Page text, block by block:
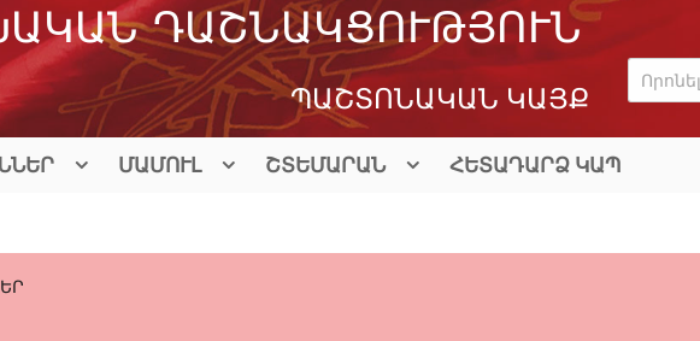
ԴԱՇՆԱԿՑՈՒԹՅՈՒՆ
ՊԱՇՏՈՆԱԿԱՆ ԿԱՅՔ
ՄԱՄՈՒԼ ՇՏԵՄԱՐԱՆ ՀԵՏԱԴԱՐՁ ԿԱՊ